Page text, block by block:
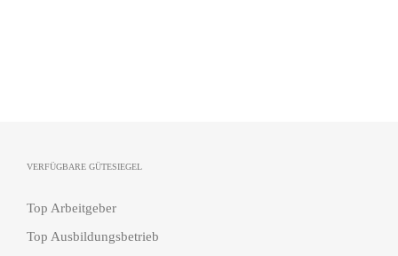
VERFÜGBARE GÜTESIEGEL
Top Arbeitgeber
Top Ausbildungsbetrieb